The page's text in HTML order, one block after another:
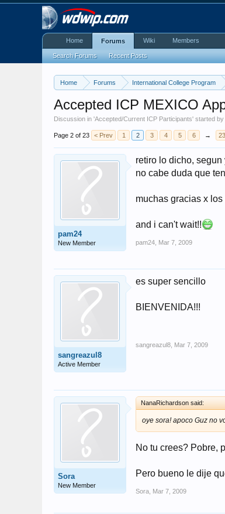
Home Forums International College Program
Accepted ICP MEXICO
Discussion in 'Accepted/Current ICP Participants' started
Page 2 of 23 < Prev 1 2 3 4 5 6 → 23
pam24
New Member
retiro lo dicho,
no cabe duda que
muchas gracias x los
and i can't wait!!
pam24 Mar 7, 2009
sangreazul8
Active Member
es super sencillo
BIENVENIDA!!!
sangreazul8 Mar 7, 2009
Sora
New Member
NanaRichardson said:
oye sora! apoco Guz no
No tu crees? Pobre,
Pero bueno le dije
Sora Mar 7, 2009
Home Forums
Search Forums Recent Posts
Wiki Members